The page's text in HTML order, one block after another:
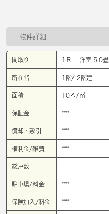
物件詳細
間取り 1Ｒ 洋室 5.0畳
所在階 1階/ 2階建
面積 10.47㎡
保証金 ****
償却・敷引 ****
権利金/雑費 ****
総戸数 -
駐車場/料金 ****
保険加入/料金 ****